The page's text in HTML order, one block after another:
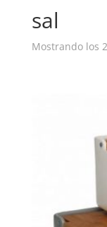
sal
Mostrando los